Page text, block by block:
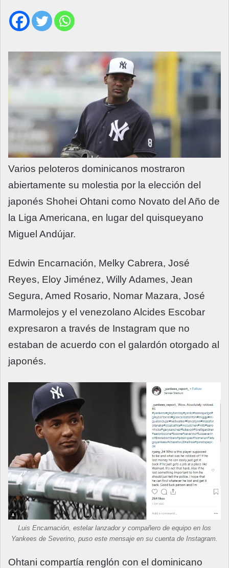
Varios peloteros dominicanos mostraron
abiertamente su molestia por la elección del
japonés Shohei Ohtani como Novato del Año de
la Liga Americana, en lugar del quisqueyano
Miguel Andújar.
Edwin Encarnación, Melky Cabrera, José
Reyes, Eloy Jiménez, Willy Adames, Jean
Segura, Amed Rosario, Nomar Mazara, José
Marmolejos y el venezolano Alcides Escobar
expresaron a través de Instagram que no
estaban de acuerdo con el galardón otorgado al
japonés.
Luis Encarnación, estelar lanzador y compañero de equipo en los
Yankees de Severino, puso este mensaje en su cuenta de Instagram.
Ohtani compartía renglón con el dominicano